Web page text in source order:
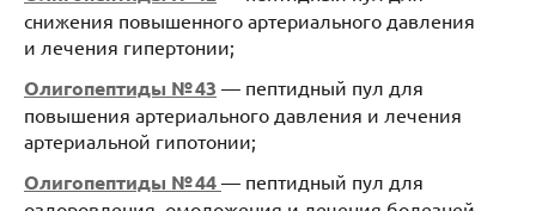
снижения повышенного артериального давления
и лечения гипертонии;
Олигопептиды № 43 — пептидный пул для
повышения артериального давления и лечения
артериальной гипотонии;
Олигопептиды № 44 — пептидный пул для